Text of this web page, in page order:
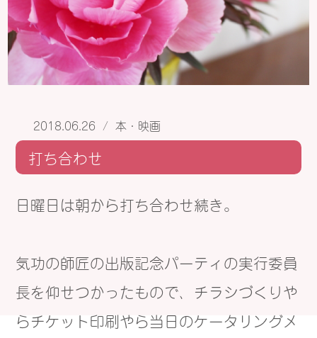
2018.06.26 / 本・映画
打ち合わせ
日曜日は朝から打ち合わせ続き。
気功の師匠の出版記念パーティの実行委員
長を仰せつかったもので、チラシづくりや
らチケット印刷やら当日のケータリングメ